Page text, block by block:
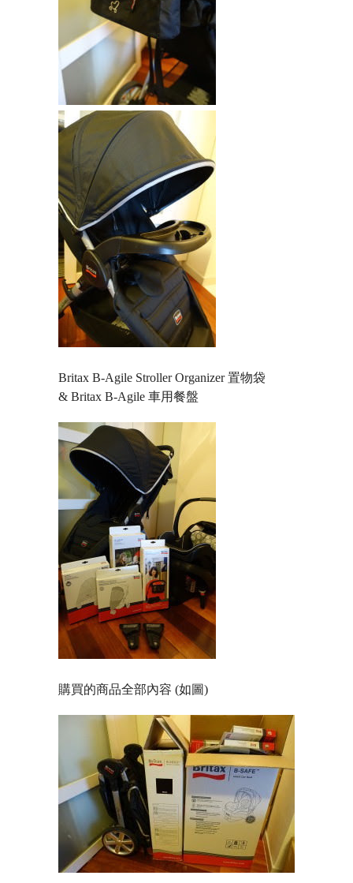
Britax B-Agile Stroller Organizer 置物袋
& Britax B-Agile 車用餐盤
購買的商品全部內容 (如圖)